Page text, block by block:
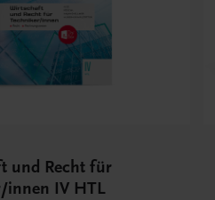
und Recht für
innen IV HTL